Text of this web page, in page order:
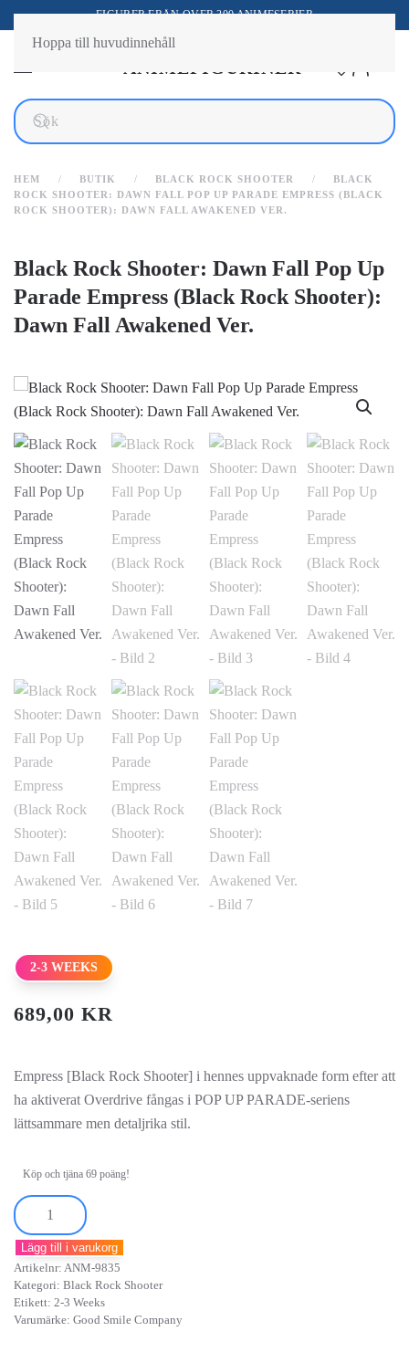
Hoppa till huvudinnehåll
FIGURER FRÅN ÖVER 300 ANIMESERIER
HEM BUTIK BLACK ROCK SHOOTER
BLACK
ROCK SHOOTER: DAWN FALL POP UP PARADE EMPRESS (BLACK
ROCK SHOOTER): DAWN FALL AWAKENED VER.
Black Rock Shooter: Dawn Fall Pop Up
Parade Empress (Black Rock Shooter):
Dawn Fall Awakened Ver.
2-3 WEEKS
689,00 KR
Empress [Black Rock Shooter] i hennes uppvaknade form efter att
ha aktiverat Overdrive fångas i POP UP PARADE-seriens
lättsammare men detaljrika stil.
Köp och tjäna 69 poäng!
Black
Rock
Shooter:
Dawn
Fall
Pop
Lägg till i varukorg
Artikelnr: ANM-9835
Kategori: Black Rock Shooter
Etikett: 2-3 Weeks
Varumärke: Good Smile Company